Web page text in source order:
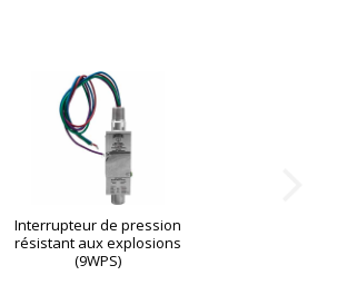
Interrupteur de pression
résistant aux explosions
(9WPS)